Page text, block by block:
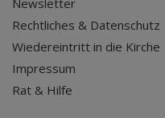
Newsletter
Rechtliches & Datenschutz
Wiedereintritt in die Kirche
Impressum
Rat & Hilfe